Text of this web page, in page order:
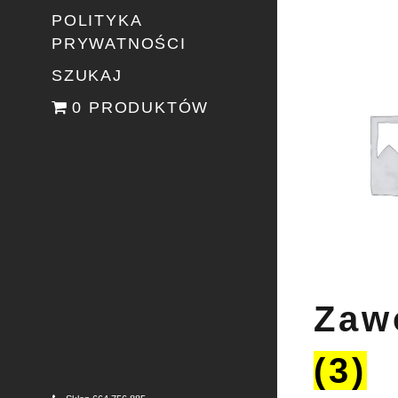
POLITYKA
PRYWATNOŚCI
SZUKAJ
0 PRODUKTÓW
(3)